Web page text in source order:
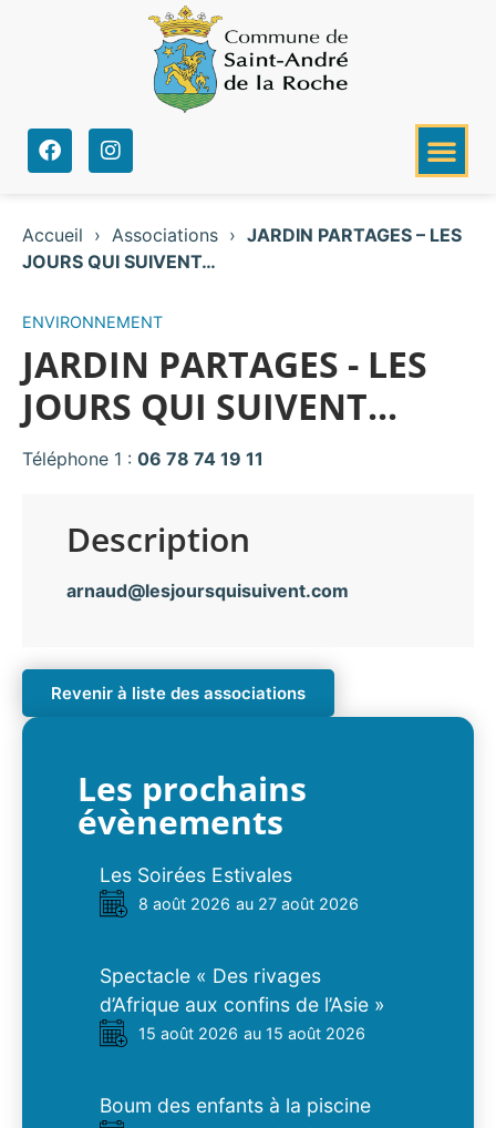
Accueil › Associations › JARDIN PARTAGES – LES
JOURS QUI SUIVENT…
ENVIRONNEMENT
JARDIN PARTAGES - LES
JOURS QUI SUIVENT...
Téléphone 1 : 06 78 74 19 11
Description
arnaud@lesjoursquisuivent.com
Revenir à liste des associations
Les prochains
évènements
Les Soirées Estivales
8 août 2026 au 27 août 2026
Spectacle « Des rivages
d’Afrique aux confins de l’Asie »
15 août 2026 au 15 août 2026
Boum des enfants à la piscine